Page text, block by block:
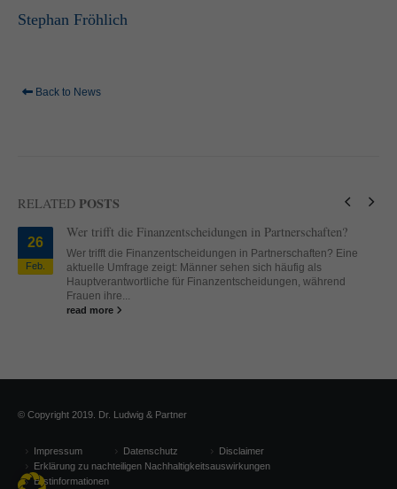
Stephan Fröhlich
Back to News
RELATED POSTS
26
Feb.
Wer trifft die Finanzentscheidungen in Partnerschaften?
Wer trifft die Finanzentscheidungen in Partnerschaften? Eine
aktuelle Umfrage zeigt: Männer sehen sich häufig als
Hauptverantwortliche für Finanzentscheidungen, während
Frauen ihre...
read more
© Copyright 2019. Dr. Ludwig & Partner
Impressum Datenschutz
Disclaimer
Erklärung zu nachteiligen Nachhaltigkeitsauswirkungen
Erstinformationen
Cookie-Informationen anzeigen
Inhalte von Videoplattformen und Social-Media-Plattformen werden
Impressum